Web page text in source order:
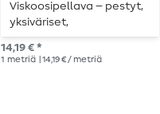
Viskoosipellava – pestyt,
yksiväriset,
tummanpunaiset
14,19 € *
1 metriä | 14,19 € / metriä